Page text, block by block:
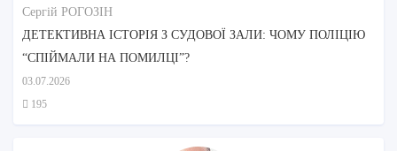
Сергій РОГОЗІН
ДЕТЕКТИВНА ІСТОРІЯ З СУДОВОЇ ЗАЛИ: ЧОМУ ПОЛІЦІЮ
“СПІЙМАЛИ НА ПОМИЛЦІ”?
03.07.2026
195